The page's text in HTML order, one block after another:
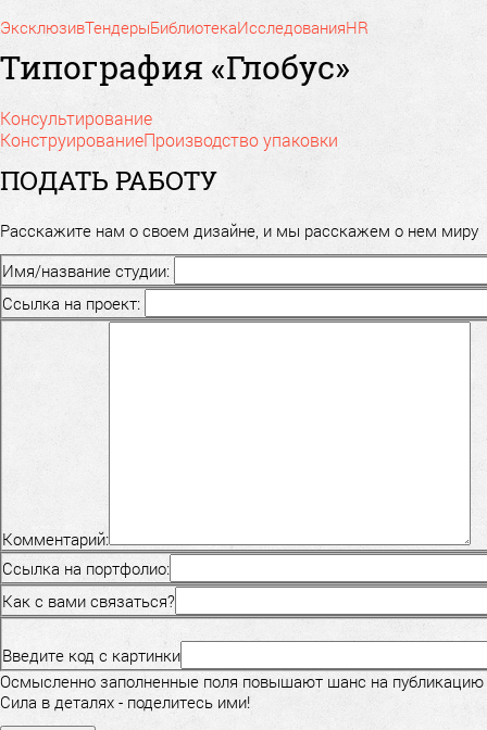
ЭксклюзивТендерыБиблиотекаИсследованияHR
Типография «Глобус»
Консультирование
КонструированиеПроизводство упаковки
ПОДАТЬ РАБОТУ
Расскажите нам о своем дизайне, и мы расскажем о нем миру
Имя/название студии:
Ссылка на проект:
Комментарий:
Ссылка на портфолио:
Как с вами связаться?
Введите код с картинки
Осмысленно заполненные поля повышают шанс на публикацию
Сила в деталях - поделитесь ими!